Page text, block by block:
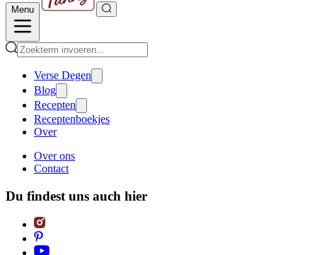
Menu
Verse Degen
Blog
Recepten
Receptenboekjes
Over
Over ons
Contact
Du findest uns auch hier